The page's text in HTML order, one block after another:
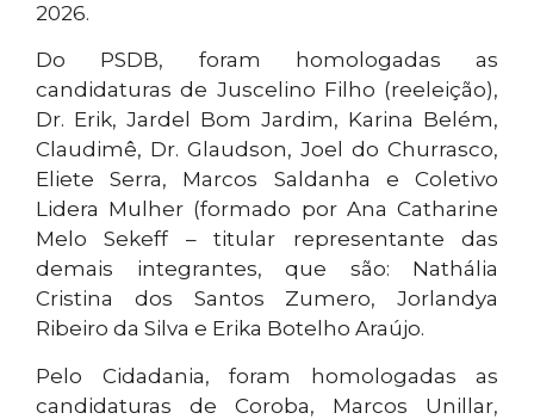
2026.
Do PSDB, foram homologadas as
candidaturas de Juscelino Filho (reeleição),
Dr. Erik, Jardel Bom Jardim, Karina Belém,
Claudimê, Dr. Glaudson, Joel do Churrasco,
Eliete Serra, Marcos Saldanha e Coletivo
Lidera Mulher (formado por Ana Catharine
Melo Sekeff – titular representante das
demais integrantes, que são: Nathália
Cristina dos Santos Zumero, Jorlandya
Ribeiro da Silva e Erika Botelho Araújo.
Pelo Cidadania, foram homologadas as
candidaturas de Coroba, Marcos Unillar,